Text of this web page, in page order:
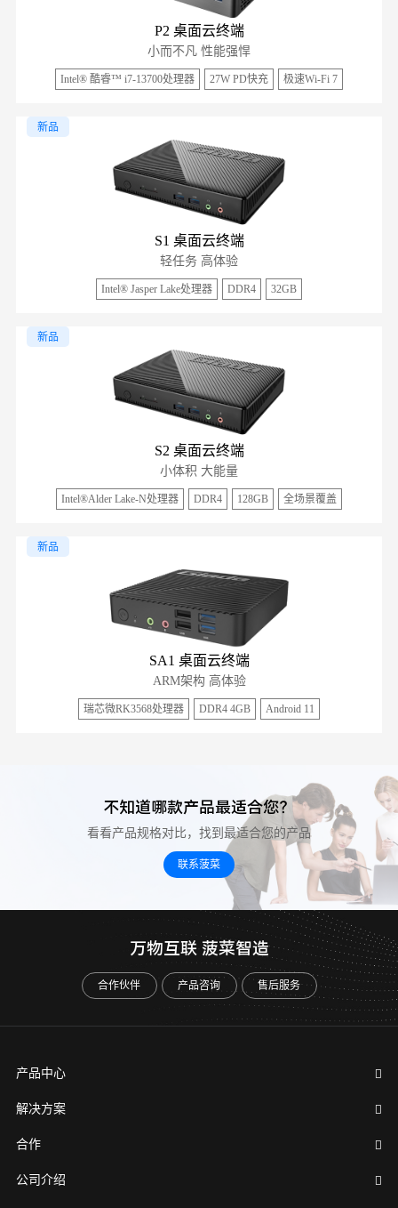
P2 桌面云终端
小而不凡 性能强悍
Intel® 酷睿™ i7-13700处理器 27W PD快充 极速Wi-Fi 7
新品
S1 桌面云终端
轻任务 高体验
Intel® Jasper Lake处理器 DDR4 32GB
新品
S2 桌面云终端
小体积 大能量
Intel®Alder Lake-N处理器 DDR4 128GB 全场景覆盖
新品
SA1 桌面云终端
ARM架构 高体验
瑞芯微RK3568处理器 DDR4 4GB Android 11
不知道哪款产品最适合您？
看看产品规格对比，找到最适合您的产品
联系菠菜
万物互联 菠菜智造
合作伙伴 产品咨询 售后服务
产品中心
解决方案
合作
公司介绍